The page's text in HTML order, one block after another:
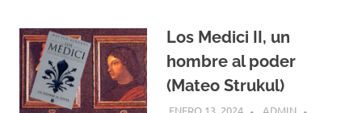
Los Medici II, un
hombre al poder
(Mateo Strukul)